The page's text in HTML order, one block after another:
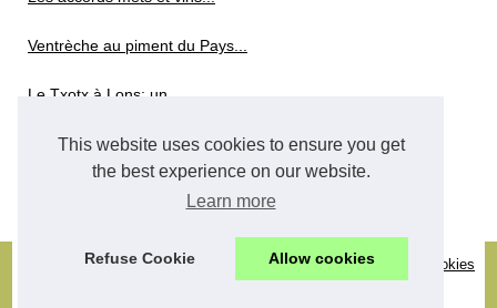
This website uses cookies to ensure you get
the best experience on our website.
Learn more
Refuse Cookie Allow cookies
Ventrèche au piment du Pays...
Le Txotx à Lons: un...
Whisky sans alcool
Whisky sans alcool : les...
Rencontredunboletduneassiette.com-Découvrir site
Cookies